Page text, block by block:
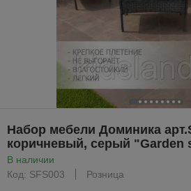
Набор мебели Доминика
коричневый, серый "Garden
В наличии
Код: SFS003
Розница